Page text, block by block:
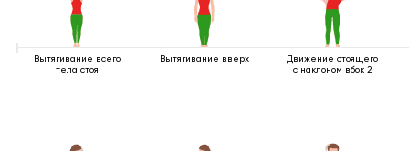
Вытягивание всего
тела стоя
Вытягивание вверх
Движение стоящего
с наклоном вбок 2